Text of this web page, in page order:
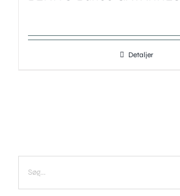
Detaljer
efter: